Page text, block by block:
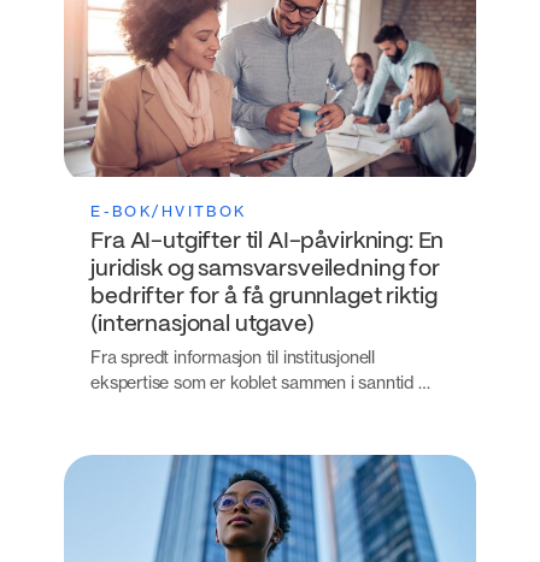
E-BOK/HVITBOK
Fra AI-utgifter til AI-påvirkning: En
juridisk og samsvarsveiledning for
bedrifter for å få grunnlaget riktig
(internasjonal utgave)
Fra spredt informasjon til institusjonell
ekspertise som er koblet sammen i sanntid …